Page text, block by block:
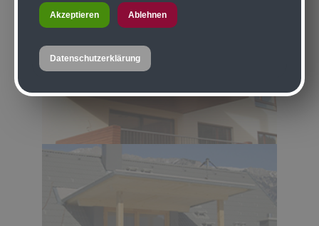
Akzeptieren Ablehnen
Datenschutzerklärung